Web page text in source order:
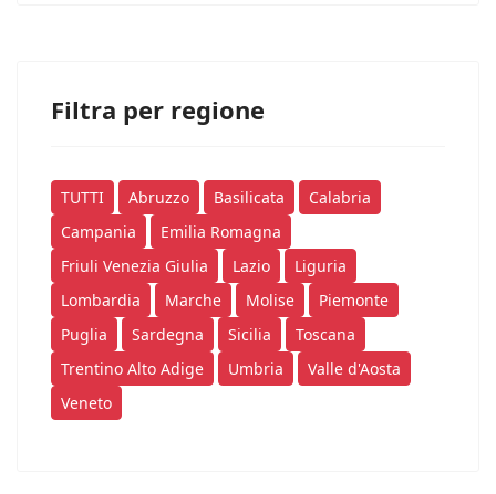
Filtra per regione
TUTTI Abruzzo Basilicata
Calabria
Campania
Emilia Romagna
Friuli Venezia Giulia
Lazio
Liguria
Lombardia
Marche Molise
Piemonte
Puglia
Sardegna Sicilia
Toscana
Trentino Alto Adige
Umbria
Valle d'Aosta
Veneto